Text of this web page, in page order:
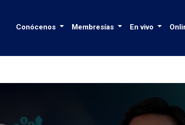
Conócenos Membresías En vivo